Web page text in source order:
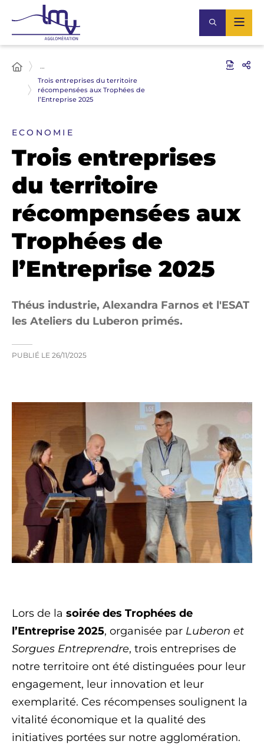
…
Trois entreprises du territoire
récompensées aux Trophées de
l’Entreprise 2025
ECONOMIE
Trois entreprises
du territoire
récompensées aux
Trophées de
l’Entreprise 2025
Théus industrie, Alexandra Farnos et l'ESAT
les Ateliers du Luberon primés.
PUBLIÉ LE 26/11/2025
Lors de la soirée des Trophées de
l’Entreprise 2025, organisée par Luberon et
Sorgues Entreprendre, trois entreprises de
notre territoire ont été distinguées pour leur
engagement, leur innovation et leur
exemplarité. Ces récompenses soulignent la
vitalité économique et la qualité des
initiatives portées sur notre agglomération.